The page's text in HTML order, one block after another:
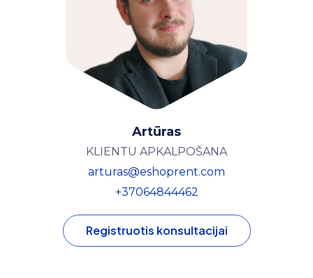
Artūras
KLIENTU APKALPOŠANA
arturas@eshoprent.com
+37064844462
Registruotis konsultacijai